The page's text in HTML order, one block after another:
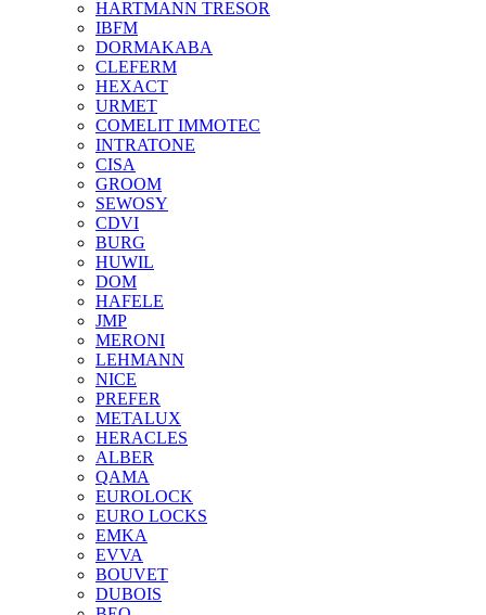
HARTMANN TRESOR
IBFM
DORMAKABA
CLEFERM
HEXACT
URMET
COMELIT IMMOTEC
INTRATONE
CISA
GROOM
SEWOSY
CDVI
BURG
HUWIL
DOM
HAFELE
JMP
MERONI
LEHMANN
NICE
PREFER
METALUX
HERACLES
ALBER
QAMA
EUROLOCK
EURO LOCKS
EMKA
EVVA
BOUVET
DUBOIS